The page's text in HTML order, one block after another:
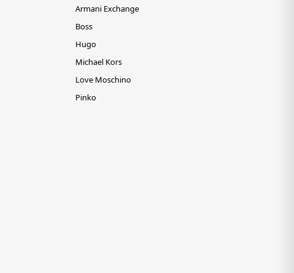
Armani Exchange
Boss
Hugo
Michael Kors
Love Moschino
Pinko